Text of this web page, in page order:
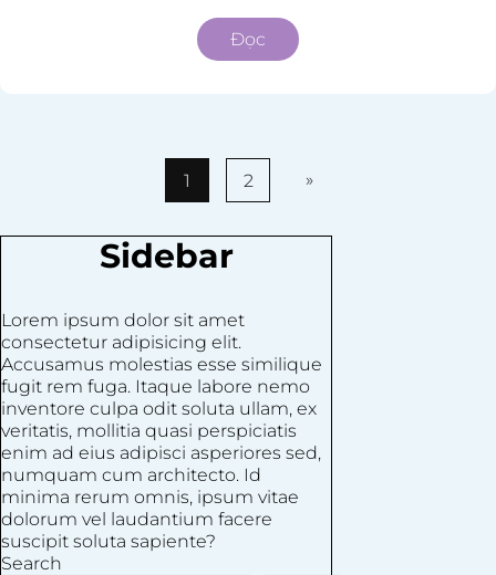
Đọc
1 2 »
Sidebar
Lorem ipsum dolor sit amet
consectetur adipisicing elit.
Accusamus molestias esse similique
fugit rem fuga. Itaque labore nemo
inventore culpa odit soluta ullam, ex
veritatis, mollitia quasi perspiciatis
enim ad eius adipisci asperiores sed,
numquam cum architecto. Id
minima rerum omnis, ipsum vitae
dolorum vel laudantium facere
suscipit soluta sapiente?
Search